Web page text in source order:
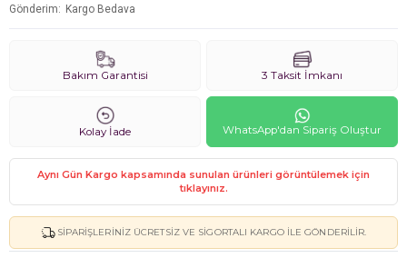
Gönderim
Kargo Bedava
Bakım Garantisi 3 Taksit İmkanı
Kolay İade WhatsApp'dan Sipariş Oluştur
Aynı Gün Kargo kapsamında sunulan ürünleri görüntülemek için
tıklayınız.
SIPARIŞLERINIZ ÜCRETSIZ VE SIGORTALI KARGO ILE GÖNDERILIR.